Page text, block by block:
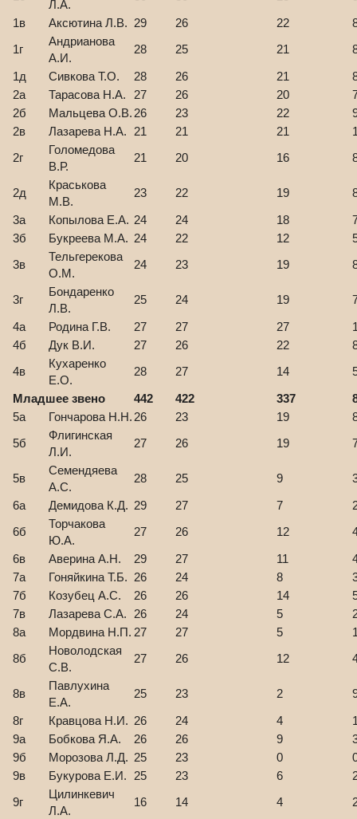
Л.А.
1в
Аксютина Л.В. 29 26 22
1г
Андрианова
А.И.
28 25 21
1д
Сивкова Т.О. 28 26 21
2а
Тарасова Н.А. 27 26 20
2б
Мальцева О.В. 26 23 22
2в
Лазарева Н.А. 21 21 21
2г
Голомедова
В.Р.
21 20 16
2д
Краськова
М.В.
23 22 19
3а
Копылова Е.А. 24 24 18
3б
Букреева М.А. 24 22 12
3в
Тельгерекова
О.М.
24 23 19
3г
Бондаренко
Л.В.
25 24 19
4а
Родина Г.В. 27 27 27
4б
Дук В.И. 27 26 22
4в
Кухаренко
Е.О.
28 27 14
Младшее звено
442 422 337
5а
Гончарова Н.Н. 26 23 19
5б
Флигинская
Л.И.
27 26 19
5в
Семендяева
А.С.
28 25 9
6а
Демидова К.Д. 29 27 7
6б
Торчакова
Ю.А.
27 26 12
6в
Аверина А.Н. 29 27 11
7а
Гоняйкина Т.Б. 26 24 8
7б
Козубец А.С. 26 26 14
7в
Лазарева С.А. 26 24 5
8а
Мордвина Н.П. 27 27 5
8б
Новолодская
С.В.
27 26 12
8в
Павлухина
Е.А.
25 23 2
8г
Кравцова Н.И. 26 24 4
9а
Бобкова Я.А. 26 26 9
9б
Морозова Л.Д. 25 23 0
9в
Букурова Е.И. 25 23 6
9г
Цилинкевич
Л.А.
16 14 4